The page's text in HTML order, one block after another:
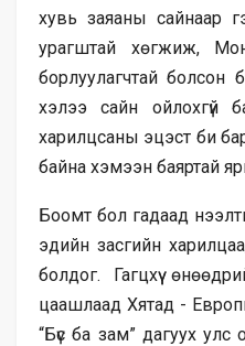
хувь заяаны сайнаар
урагштай хөгжиж,
борлуулагчтай болсон
хэлээ сайн ойлохгүй
харилцсаны эцэст би
байна хэмээн баяртай
Боомт бол гадаад
эдийн засгийн
болдог. Гагцхүү
цаашлаад Хятад -
“Бүс ба зам” дагуух